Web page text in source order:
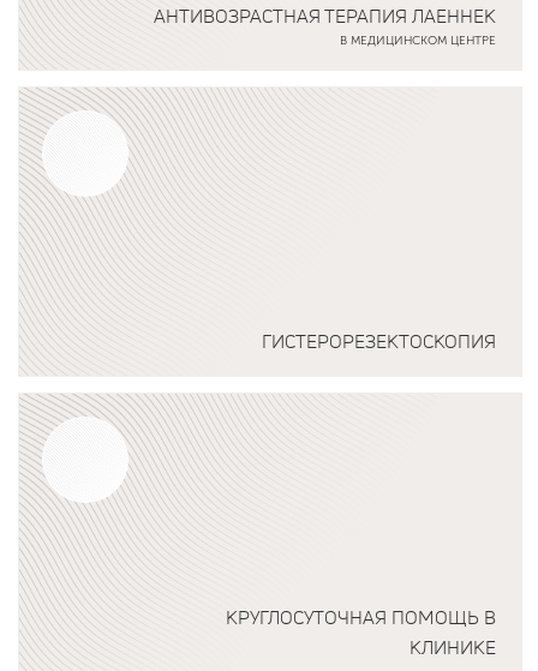
АНТИВОЗРАСТНАЯ ТЕРАПИЯ ЛАЕННЕК
В МЕДИЦИНСКОМ ЦЕНТРЕ
Подробнее о программе
ГИСТЕРОРЕЗЕКТОСКОПИЯ
Подробнее о программе
КРУГЛОСУТОЧНАЯ ПОМОЩЬ В
КЛИНИКЕ